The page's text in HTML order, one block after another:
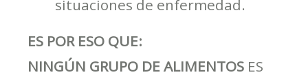
situaciones de enfermedad.
ES POR ESO QUE:
NINGÚN GRUPO DE ALIMENTOS ES